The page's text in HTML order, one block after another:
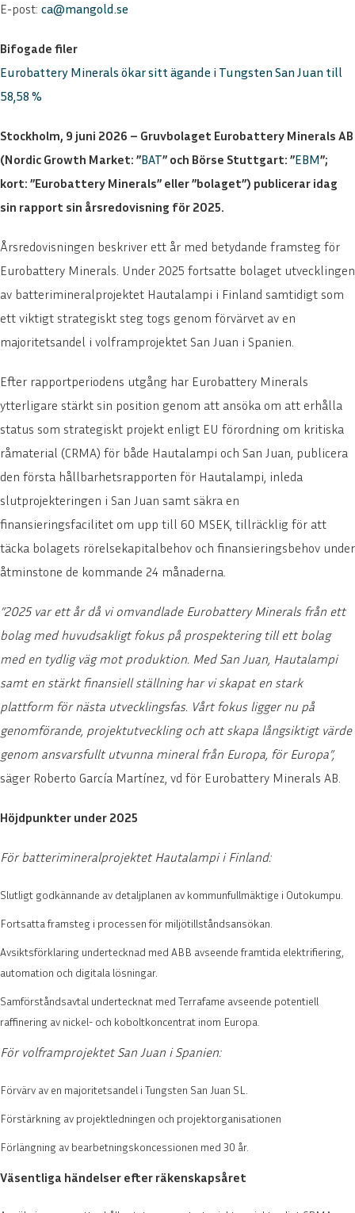
E-post: ca@mangold.se
Bifogade filer
Eurobattery Minerals ökar sitt ägande i Tungsten San Juan till
58,58 %
Stockholm, 9 juni 2026 – Gruvbolaget Eurobattery Minerals AB
(Nordic Growth Market: ”BAT” och Börse Stuttgart: ”EBM”;
kort: ”Eurobattery Minerals” eller ”bolaget”) publicerar idag
sin rapport sin årsredovisning för 2025.
Årsredovisningen beskriver ett år med betydande framsteg för
Eurobattery Minerals. Under 2025 fortsatte bolaget utvecklingen
av batterimineralprojektet Hautalampi i Finland samtidigt som
ett viktigt strategiskt steg togs genom förvärvet av en
majoritetsandel i volframprojektet San Juan i Spanien.
Efter rapportperiodens utgång har Eurobattery Minerals
ytterligare stärkt sin position genom att ansöka om att erhålla
status som strategiskt projekt enligt EU förordning om kritiska
råmaterial (CRMA) för både Hautalampi och San Juan, publicera
den första hållbarhetsrapporten för Hautalampi, inleda
slutprojekteringen i San Juan samt säkra en
finansieringsfacilitet om upp till 60 MSEK, tillräcklig för att
täcka bolagets rörelsekapitalbehov och finansieringsbehov under
åtminstone de kommande 24 månaderna.
”2025 var ett år då vi omvandlade Eurobattery Minerals från ett
bolag med huvudsakligt fokus på prospektering till ett bolag
med en tydlig väg mot produktion. Med San Juan, Hautalampi
samt en stärkt finansiell ställning har vi skapat en stark
plattform för nästa utvecklingsfas. Vårt fokus ligger nu på
genomförande, projektutveckling och att skapa långsiktigt värde
genom ansvarsfullt utvunna mineral från Europa, för Europa”,
säger Roberto García Martínez, vd för Eurobattery Minerals AB.
Höjdpunkter under 2025
För batterimineralprojektet Hautalampi i Finland:
Slutligt godkännande av detaljplanen av kommunfullmäktige i Outokumpu.
Fortsatta framsteg i processen för miljötillståndsansökan.
Avsiktsförklaring undertecknad med ABB avseende framtida elektrifiering,
automation och digitala lösningar.
Samförståndsavtal undertecknat med Terrafame avseende potentiell
raffinering av nickel- och koboltkoncentrat inom Europa.
För volframprojektet San Juan i Spanien:
Förvärv av en majoritetsandel i Tungsten San Juan SL.
Förstärkning av projektledningen och projektorganisationen
Förlängning av bearbetningskoncessionen med 30 år.
Väsentliga händelser efter räkenskapsåret